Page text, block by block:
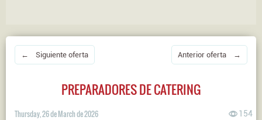
← Siguiente oferta Anterior oferta →
PREPARADORES DE CATERING
Thursday, 26 de March de 2026 154